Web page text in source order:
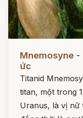
Mnemosyne
ức
Titanid
titan, một trong
Uranus, là vị nữ